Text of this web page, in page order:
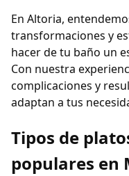
En Altoria,
transformaciones y
hacer de tu baño un
Con nuestra
complicaciones y
adaptan a tus
Tipos de
populares en